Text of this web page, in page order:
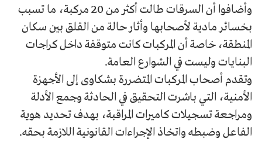
وأضافوا أن السرقات طالت أكثر من 20 مركبة، ما تسبب
بخسائر مادية لأصحابها وأثار حالة من القلق بين سكان
المنطقة، خاصة أن المركبات كانت متوقفة داخل كراجات
البنايات وليست في الشوارع العامة.
وتقدم أصحاب المركبات المتضررة بشكاوى إلى الأجهزة
الأمنية، التي باشرت التحقيق في الحادثة وجمع الأدلة
ومراجعة تسجيلات كاميرات المراقبة، بهدف تحديد هوية
الفاعل وضبطه واتخاذ الإجراءات القانونية اللازمة بحقه.